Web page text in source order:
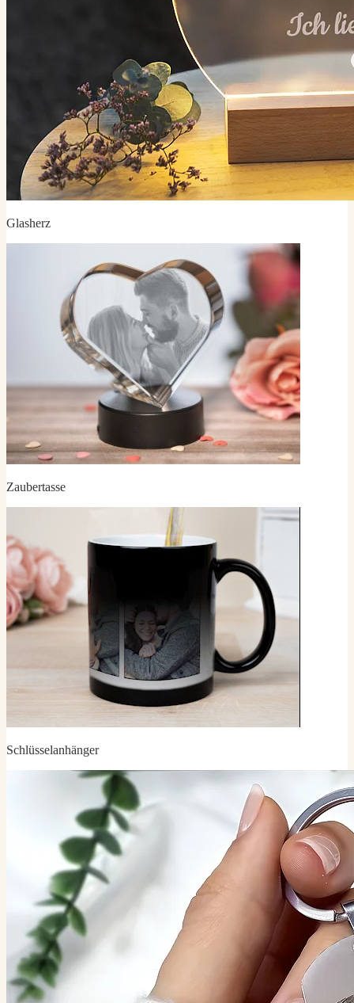
Glasherz
Zaubertasse
Schlüsselanhänger